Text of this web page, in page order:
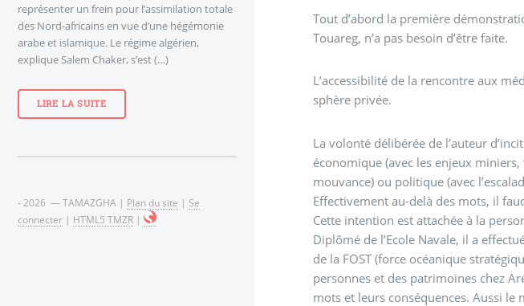
Tout d’abord la première
Touareg, n’a pas besoin d’être faite.
L’accessibilité de la rencontre aux
sphère privée.
La volonté délibérée de l’auteur
économique (avec les enjeux
mouvance) ou politique (avec
Effectivement au-delà des mots, il
Cette intention est attachée à la
Diplômé de l’Ecole Navale, il a
de la FOST (force océanique
personnes et des patrimoines chez
mots et leurs conséquences. Aussi le
représenter un frein pour l’assimilation totale
des Nord-africains en vue d’une hégémonie
arabe et islamique. Le régime algérien,
explique Salem Chaker, s’est (…)
LIRE LA SUITE
- 2026 — TAMAZGHA | Plan du site | Se
connecter | HTML5 TMZR |